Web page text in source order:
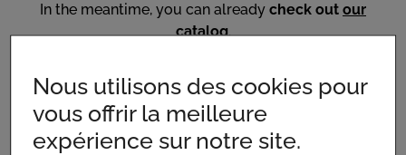
In the meantime, you can already check out our
catalog.
+336 82 08 20 12.
Nous utilisons des cookies pour
vous offrir la meilleure
expérience sur notre site.